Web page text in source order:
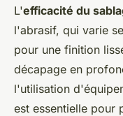
L'efficacité du
l'abrasif, qui varie
pour une finition
décapage en
l'utilisation
est essentielle pour